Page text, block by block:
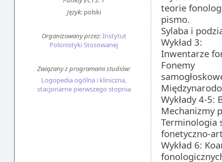
Język:polski
Organizowany przez:Instytut
Polonistyki Stosowanej
Związany z programami studiów:
Logopedia ogólna i kliniczna,
stacjonarne pierwszego stopnia
teorie
pismo.
Sylaba i
Wykład 3:
Inwentarze
Fonemy
Wykłady 4-
Mechanizmy
Terminologia
fonetyczno-
Wykład 6: